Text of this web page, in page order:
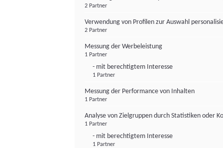
2 Partner
Verwendung von Profilen zur Auswahl
2 Partner
Messung der Werbeleistung
1 Partner
- mit berechtigtem Interesse
1 Partner
Messung der Performance von Inhalten
1 Partner
Analyse von Zielgruppen durch Statistiken oder
1 Partner
- mit berechtigtem Interesse
1 Partner